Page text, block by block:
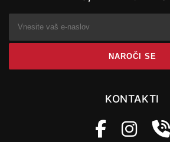
KONTAKTI